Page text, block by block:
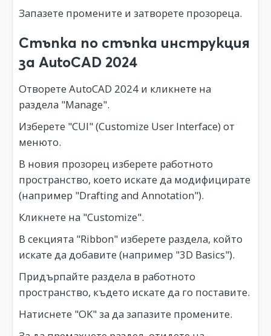
Запазете промените и затворете прозореца.
Стъпка по стъпка инструкция
за AutoCAD 2024
Отворете AutoCAD 2024 и кликнете на
раздела "Manage".
Изберете "CUI" (Customize User Interface) от
менюто.
В новия прозорец изберете работното
пространство, което искате да модифицирате
(например "Drafting and Annotation").
Кликнете на "Customize".
В секцията "Ribbon" изберете раздела, който
искате да добавите (например "3D Basics").
Придърпайте раздела в работното
пространство, където искате да го поставите.
Натиснете "OK" за да запазите промените.